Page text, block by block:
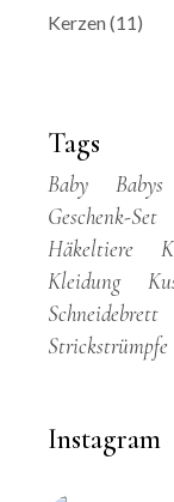
Kerzen(11)
Tags
Baby Babys
Geschenk-Set
Häkeltiere
Kleidung
Schneidebrett
Strickstrümpfe
Instagram